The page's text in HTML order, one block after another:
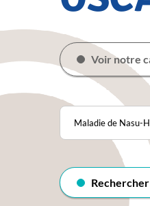
Voir notre
Rechercher
dans
l'annuaire
Pathologie
Rechercher